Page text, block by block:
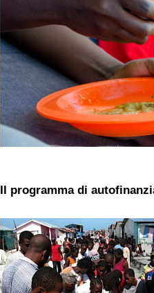
Il programma di